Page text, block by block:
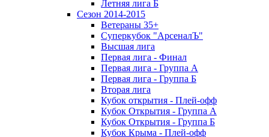
Летняя лига Б
Сезон 2014-2015
Ветераны 35+
Суперкубок "АрсеналЪ"
Высшая лига
Первая лига - Финал
Первая лига - Группа А
Первая лига - Группа Б
Вторая лига
Кубок открытия - Плей-офф
Кубок Открытия - Группа А
Кубок Открытия - Группа Б
Кубок Крыма - Плей-офф